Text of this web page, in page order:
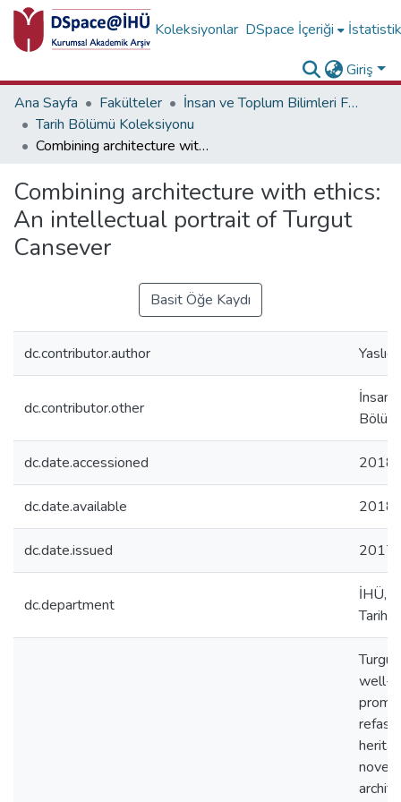
Koleksiyonlar DSpace İçeriği
Giriş
Ana Sayfa
Fakülteler
İnsan ve Toplum Bilimleri Fakültesi
Tarih Bölümü Koleksiyonu
Combining architecture with ethics: An intellectual portrait of Turgut Cansever
Combining architecture with ethics:
An intellectual portrait of Turgut
Cansever
Basit Öğe Kaydı
dc.contributor.author
dc.contributor.other
İnsan
dc.date.accessioned
dc.date.available
dc.date.issued 2017
dc.department
İHÜ,
Tarih
well-
novel